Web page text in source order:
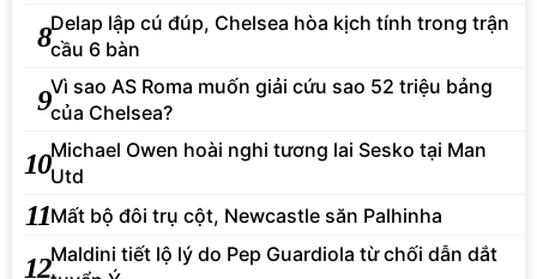
8Delap lập cú đúp, Chelsea hòa kịch tính trong trận
cầu 6 bàn
9Vì sao AS Roma muốn giải cứu sao 52 triệu bảng
của Chelsea?
10Michael Owen hoài nghi tương lai Sesko tại Man
Utd
11Mất bộ đôi trụ cột, Newcastle săn Palhinha
12Maldini tiết lộ lý do Pep Guardiola từ chối dẫn dắt